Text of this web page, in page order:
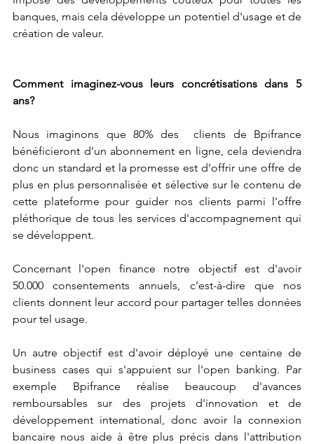
banques, mais cela développe un potentiel d'usage et de
création de valeur.
Comment imaginez-vous leurs concrétisations dans 5
ans?
Nous imaginons que 80% des  clients de Bpifrance
bénéficieront d’un abonnement en ligne, cela deviendra
donc un standard et la promesse est d’offrir une offre de
plus en plus personnalisée et sélective sur le contenu de
cette plateforme pour guider nos clients parmi l'offre
pléthorique de tous les services d'accompagnement qui
se développent.
Concernant l'open finance notre objectif est d'avoir
50.000 consentements annuels, c’est-à-dire que nos
clients donnent leur accord pour partager telles données
pour tel usage.
Un autre objectif est d'avoir déployé une centaine de
business cases qui s'appuient sur l'open banking. Par
exemple Bpifrance réalise beaucoup d'avances
remboursables sur des projets d'innovation et de
développement international, donc avoir la connexion
bancaire nous aide à être plus précis dans l'attribution